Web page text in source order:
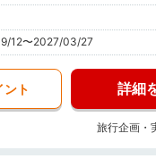
12〜2027/03/27
ント 詳細
旅行企画・